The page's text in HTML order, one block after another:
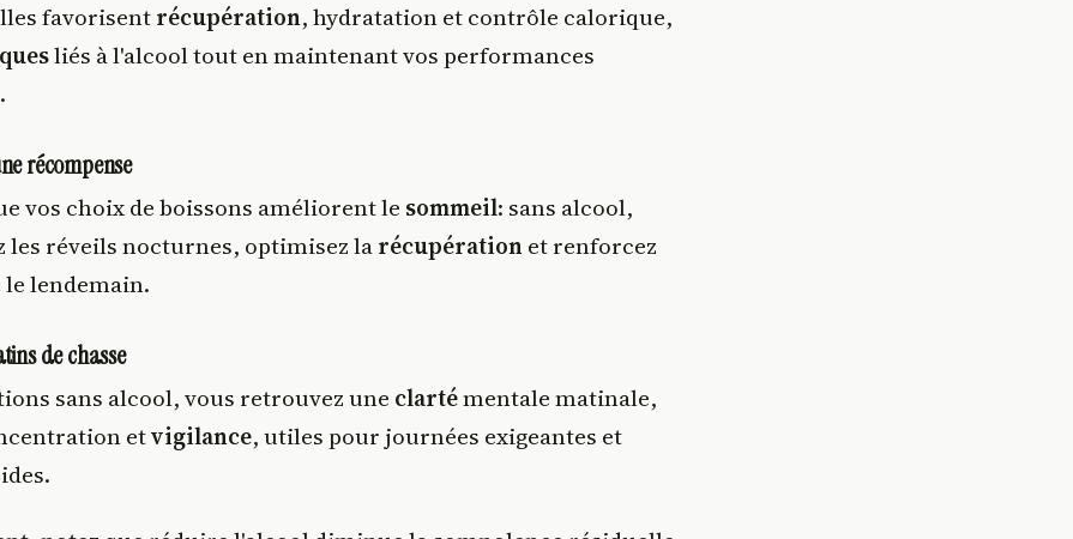
favorisentrécupération, hydratation et contrôle calorique,
liés à l'alcool tout en maintenant vos performances
récompense
vos choix de boissons améliorent le sommeil: sans alcool,
les réveils nocturnes, optimisez larécupérationet renforcez
lendemain.
de chasse
sans alcool, vous retrouvez une clartémentale matinale,
etvigilance, utiles pour journées exigeantes et